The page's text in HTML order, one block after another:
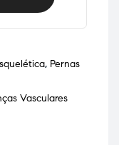
, Pernas
Vasculares